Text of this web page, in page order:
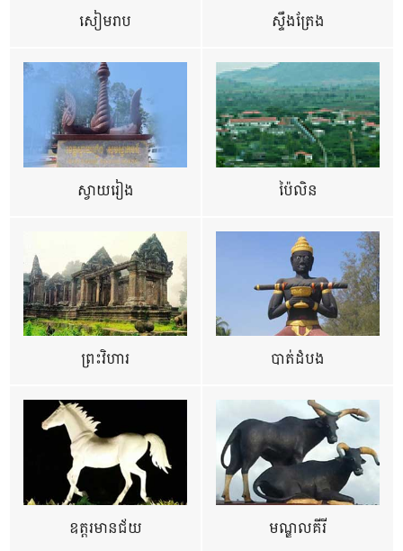
សៀមរាប ស្ទឹងត្រែង
ស្វាយរៀង ប៉ៃលិន
ព្រះវិហារ បាត់ដំបង
ឧត្ដរមានជ័យ មណ្ឌលគីរី